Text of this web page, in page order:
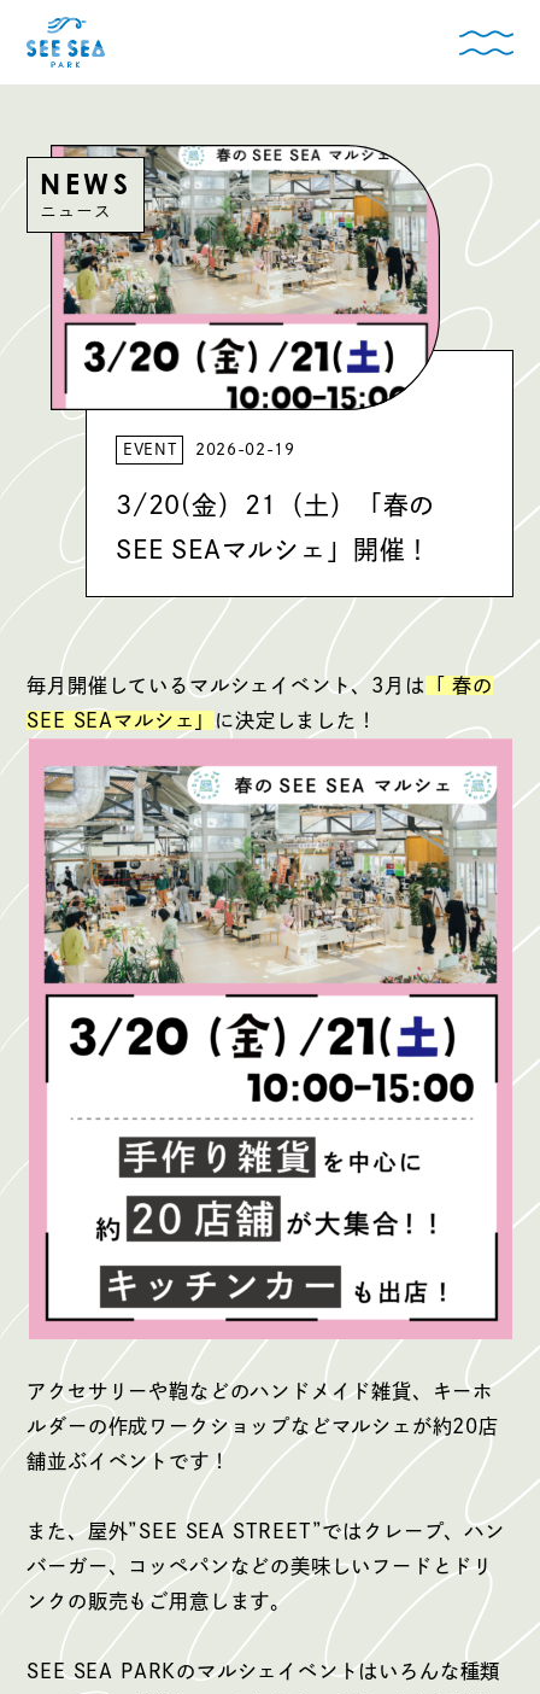
NEWS
ニュース
EVENT 2026-02-19
3/20(金）21（土）「春の
SEE SEAマルシェ」開催！
毎月開催しているマルシェイベント、3月は
「 春の
SEE SEAマルシェ」に決定しました！
アクセサリーや鞄などのハンドメイド雑貨、キーホ
ルダーの作成ワークショップなどマルシェが約20店
舗並ぶイベントです！
また、屋外”SEE SEA STREET”ではクレープ、ハン
バーガー、コッペパンなどの美味しいフードとドリ
ンクの販売もご用意します。
SEE SEA PARKのマルシェイベントはいろんな種類